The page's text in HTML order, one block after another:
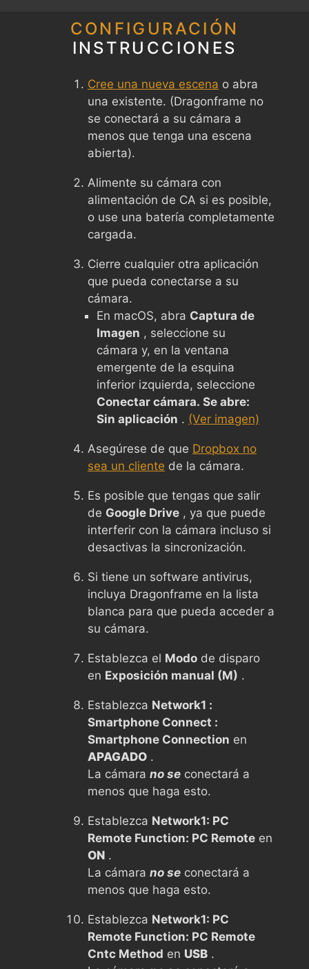
CONFIGURACIÓN
INSTRUCCIONES
Cree una nueva escena o abra
una existente. (Dragonframe no
se conectará a su cámara a
menos que tenga una escena
abierta).
Alimente su cámara con
alimentación de CA si es posible,
o use una batería completamente
cargada.
Cierre cualquier otra aplicación
que pueda conectarse a su
cámara.
En macOS, abra Captura de
Imagen , seleccione su
cámara y, en la ventana
emergente de la esquina
inferior izquierda, seleccione
Conectar cámara. Se abre:
Sin aplicación . (Ver imagen)
Asegúrese de que Dropbox no
sea un cliente de la cámara.
Es posible que tengas que salir
de Google Drive , ya que puede
interferir con la cámara incluso si
desactivas la sincronización.
Si tiene un software antivirus,
incluya Dragonframe en la lista
blanca para que pueda acceder a
su cámara.
Establezca el Modo de disparo
en Exposición manual (M) .
Establezca Network1 :
Smartphone Connect :
Smartphone Connection en
APAGADO .
La cámara no se conectará a
menos que haga esto.
Establezca Network1: PC
Remote Function: PC Remote en
ON .
La cámara no se conectará a
menos que haga esto.
Establezca Network1: PC
Remote Function: PC Remote
Cntc Method en USB .